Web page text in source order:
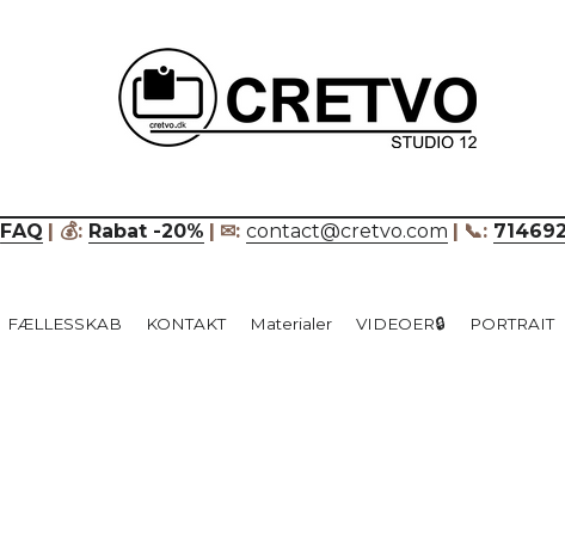
FAQ | 💰: Rabat -20% | ✉: contact@cretvo.com | 📞:
FÆLLESSKAB KONTAKT Materialer VIDEOER🔒 PORTRAIT